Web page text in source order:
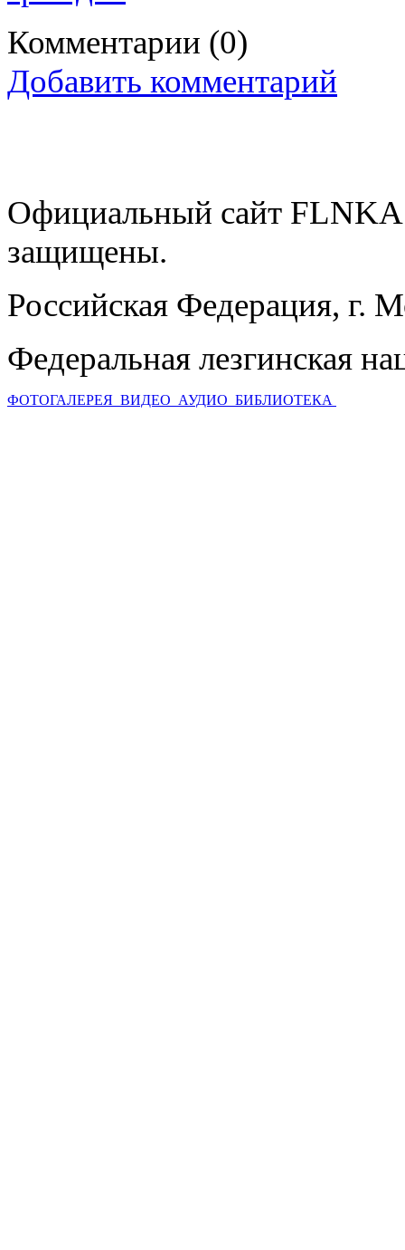
Комментарии (0)
Добавить комментарий
Официальный сайт
защищены.
Российская Федерация, г.
Федеральная лезгинская
ФОТОГАЛЕРЕЯ ВИДЕО АУДИО БИБЛИОТЕКА